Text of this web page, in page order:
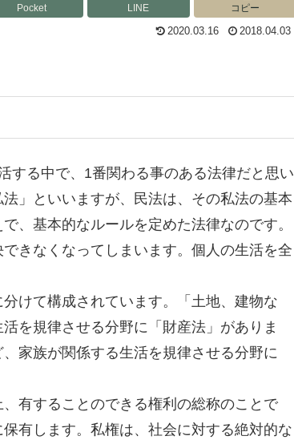
Pocket LINE コピー
2020.03.16 2018.04.03
る中で、1番関わる事のある法律だと思い
」といいますが、民法は、その私法の基本
、基本的なルールを定めた法律なのです。
きなくなってしまいます。個人の生活を全
けて構成されています。「土地、建物な
を規律させる分野に「財産法」がありま
家族が関係する生活を規律させる分野に
有することのできる権利の総称のことで
有します。私権は、社会に対する絶対的な